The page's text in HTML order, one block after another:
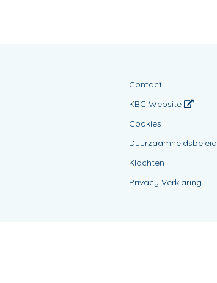
Contact
KBC Website
Cookies
Duurzaamheidsbeleid
Klachten
Privacy Verklaring